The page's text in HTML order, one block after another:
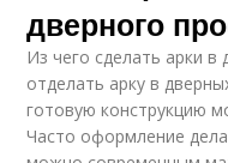
дверного
Из чего сделать арки
отделать арку в
готовую конструкцию
Часто оформление